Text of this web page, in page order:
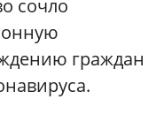
сочло
граждан